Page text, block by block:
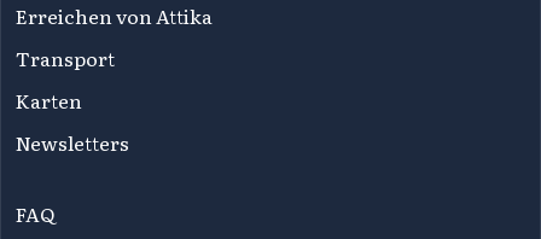
Erreichen von Attika
Transport
Karten
Newsletters
FAQ